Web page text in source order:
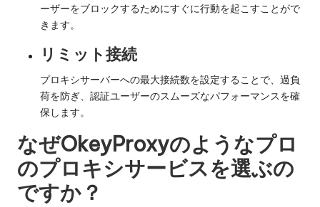
ーザーをブロックするためにすぐに行動を起こすことがで
きます。
リミット接続
プロキシサーバーへの最大接続数を設定することで、過負
荷を防ぎ、認証ユーザーのスムーズなパフォーマンスを確
保します。
なぜOkeyProxyのようなプロ
のプロキシサービスを選ぶの
ですか？